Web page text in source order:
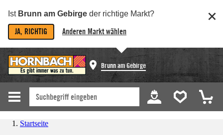
Ist Brunn am Gebirge der richtige Markt?
JA, RICHTIG Anderen Markt wählen
Brunn am Gebirge
Startseite